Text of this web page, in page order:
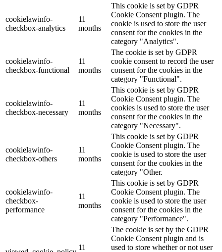
cookielawinfo-
checkbox-analytics
11
months
This cookie is set by GDPR
Cookie Consent plugin. The
cookie is used to store the user
consent for the cookies in the
category "Analytics".
cookielawinfo-
checkbox-functional
11
months
The cookie is set by GDPR
cookie consent to record the user
consent for the cookies in the
category "Functional".
cookielawinfo-
checkbox-necessary
11
months
This cookie is set by GDPR
Cookie Consent plugin. The
cookies is used to store the user
consent for the cookies in the
category "Necessary".
cookielawinfo-
checkbox-others
11
months
This cookie is set by GDPR
Cookie Consent plugin. The
cookie is used to store the user
consent for the cookies in the
category "Other.
cookielawinfo-
checkbox-
performance
11
months
This cookie is set by GDPR
Cookie Consent plugin. The
cookie is used to store the user
consent for the cookies in the
category "Performance".
11
The cookie is set by the GDPR
Cookie Consent plugin and is
used to store whether or not user